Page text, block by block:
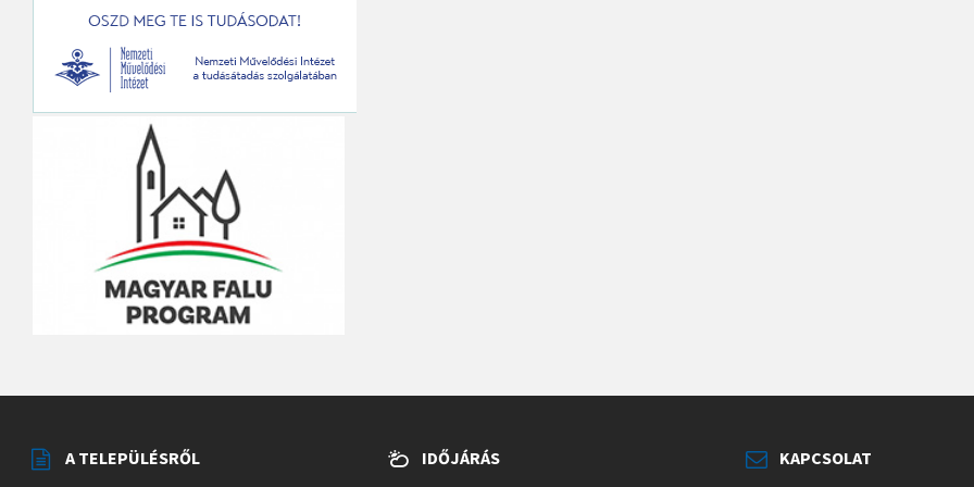
A TELEPÜLÉSRŐL IDŐJÁRÁS KAPCSOLAT